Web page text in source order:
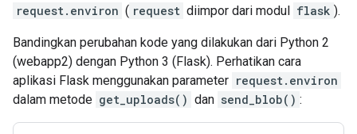
request.environ ( request diimpor dari modul flask ).
Bandingkan perubahan kode yang dilakukan dari Python 2
(webapp2) dengan Python 3 (Flask). Perhatikan cara
aplikasi Flask menggunakan parameter request.environ
dalam metode get_uploads() dan send_blob() :